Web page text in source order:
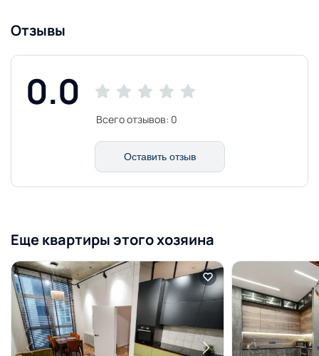
Отзывы
0.0
Всего отзывов: 0
Оставить отзыв
Еще квартиры этого хозяина